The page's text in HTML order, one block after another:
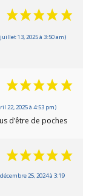
13, 2025 à 3:50 am)
22, 2025 à 4:53 pm)
d’être de poches
25, 2024 à 3:19